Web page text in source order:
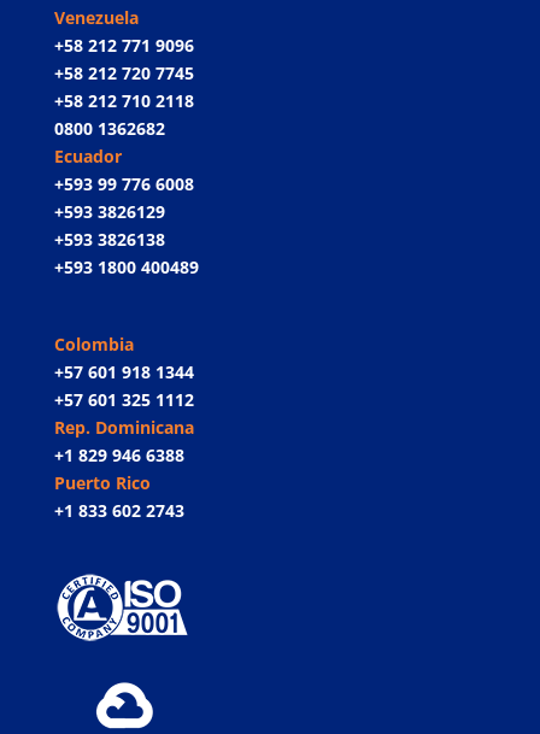
Venezuela
+58 212 771 9096
+58 212 720 7745
+58 212 710 2118
0800 1362682
Ecuador
+593 99 776 6008
+593 3826129
+593 3826138
+593 1800 400489
Colombia
+57 601 918 1344
+57 601 325 1112
Rep. Dominicana
+1 829 946 6388
Puerto Rico
+1 833 602 2743